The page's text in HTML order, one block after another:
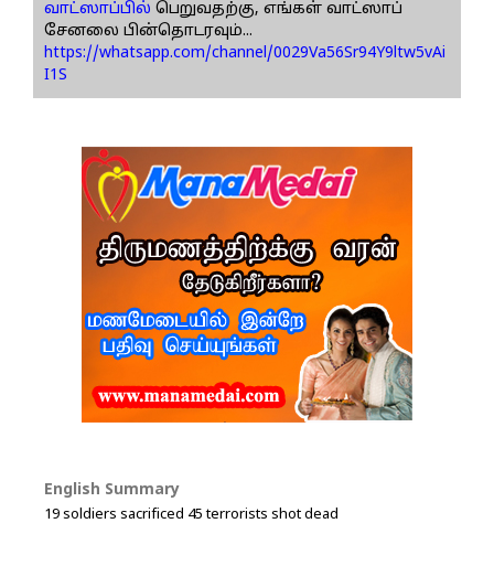
வாட்ஸாப்பில் பெறுவதற்கு, எங்கள் வாட்ஸாப்
சேனலை பின்தொடரவும்...
https://whatsapp.com/channel/0029Va56Sr94Y9ltw5vAi
I1S
English Summary
19 soldiers sacrificed 45 terrorists shot dead